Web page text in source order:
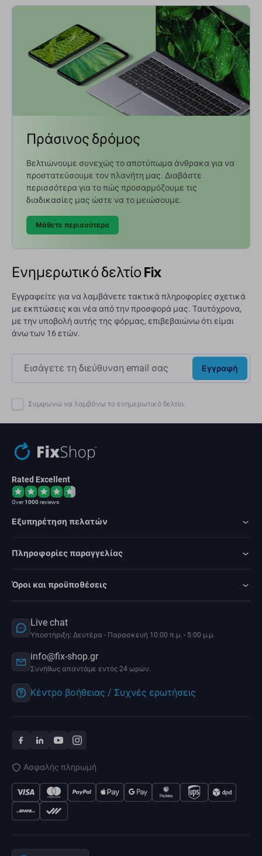
Πράσινος δρόμος
Βελτιώνουμε συνεχώς το αποτύπωμα άνθρακα για να
προστατεύσουμε τον πλανήτη μας. Διαβάστε
περισσότερα για το πώς προσαρμόζουμε τις
διαδικασίες μας ώστε να το μειώσουμε.
Μάθετε περισσότερα
Ενημερωτικό δελτίο Fix
Εγγραφείτε για να λαμβάνετε τακτικά πληροφορίες σχετικά
με εκπτώσεις και νέα από την προσφορά μας. Ταυτόχρονα,
με την υποβολή αυτής της φόρμας, επιβεβαιώνω ότι είμαι
άνω των 16 ετών.
Εγγραφή
Συμφωνώ να λαμβάνω το ενημερωτικό δελτίο.
Rated Excellent
Over1000reviews
Εξυπηρέτηση πελατών
Πληροφορίες παραγγελίας
Όροι και προϋποθέσεις
Live chat
Υποστήριξη: Δευτέρα - Παρασκευή 10:00 π.μ. - 5:00 μ.μ.
info@fix-shop.gr
Συνήθως απαντάμε εντός 24 ωρών.
Κέντρο βοήθειας / Συχνές ερωτήσεις
Ασφαλής πληρωμή